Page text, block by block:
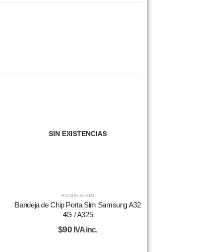
SIN EXISTENCIAS
BANDEJA SIM
Bandeja de Chip Porta Sim Samsung A32
4G / A325
$90 IVA inc.